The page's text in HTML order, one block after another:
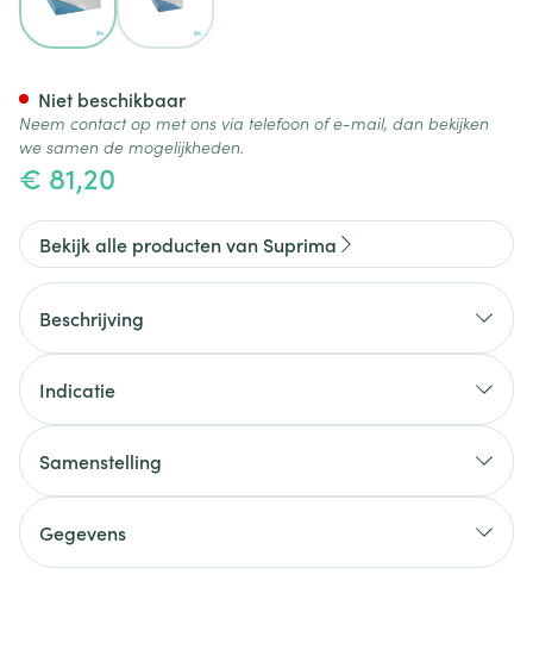
€ 81,20
Niet beschikbaar
Neem contact op met ons via telefoon of e-mail, dan bekijken
we samen de mogelijkheden.
Bekijk alle producten van Suprima
Beschrijving
Indicatie
Samenstelling
Gegevens